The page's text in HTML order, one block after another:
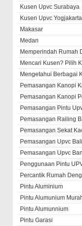
Kusen Upvc Surabaya
Kusen Upvc Yogjakarta
Makasar
Medan
Memperindah Rumah
Mencari Kusen? Pilih
Mengetahui Berbagai
Pemasangan Kanopi
Pemasangan Kanopi
Pemasangan Pintu
Pemasangan Railing
Pemasangan Sekat
Pemasangan Upvc Bali
Pemasangan Upvc
Penggunaan Pintu
Percantik Rumah
Pintu Aluminium
Pintu Alumunium
Pintu Alumunnium
Pintu Garasi